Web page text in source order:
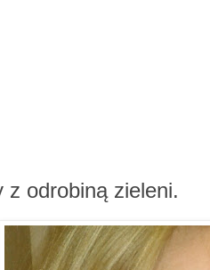
z odrobiną zieleni.